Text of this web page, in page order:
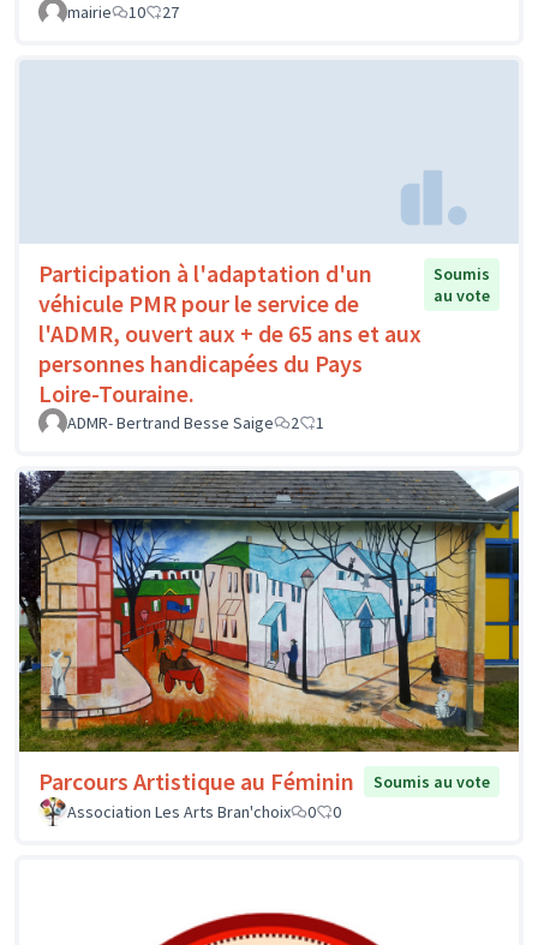
mairie
10 27
Participation à l'adaptation d'un
véhicule PMR pour le service de
l'ADMR, ouvert aux + de 65 ans et aux
personnes handicapées du Pays
Loire-Touraine.
Soumis
au vote
ADMR- Bertrand Besse Saige 2 1
Parcours Artistique au Féminin
Soumis au vote
Association Les Arts Bran'choix
0 0